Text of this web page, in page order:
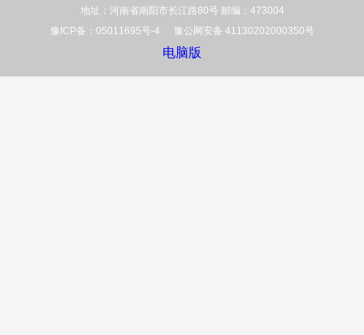
地址：河南省南阳市长江路80号 邮编：473004
豫ICP备：05011695号-4
豫公网安备 41130202000350号
电脑版